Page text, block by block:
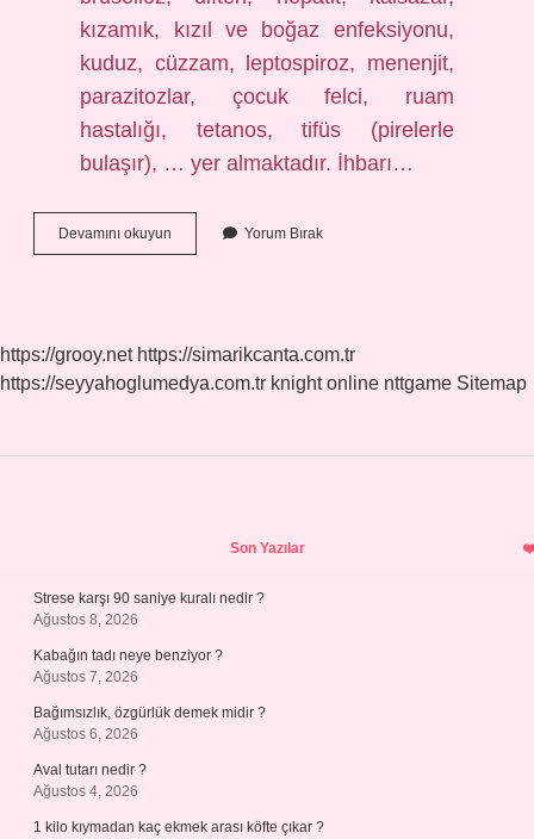
kızamık, kızıl ve boğaz enfeksiyonu,
kuduz, cüzzam, leptospiroz, menenjit,
parazitozlar, çocuk felci, ruam
hastalığı, tetanos, tifüs (pirelerle
bulaşır), … yer almaktadır. İhbarı…
Devamını okuyun
Bildirimi
Yorum Bırak
https://grooy.net https://simarikcanta.com.tr
https://seyyahoglumedya.com.tr knight online nttgame Sitemap
Son Yazılar
Strese karşı 90 saniye kuralı nedir ?
Ağustos 8, 2026
Kabağın tadı neye benziyor ?
Ağustos 7, 2026
Bağımsızlık, özgürlük demek midir ?
Ağustos 6, 2026
Aval tutarı nedir ?
Ağustos 4, 2026
1 kilo kıymadan kaç ekmek arası köfte çıkar ?